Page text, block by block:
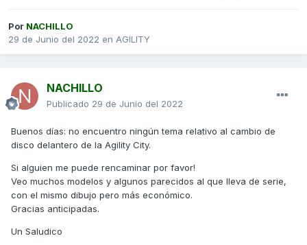
Por NACHILLO
29 de Junio del 2022 en AGILITY
NACHILLO
Publicado 29 de Junio del 2022
Buenos días: no encuentro ningún tema relativo al cambio de
disco delantero de la Agility City.
Si alguien me puede rencaminar por favor!
Veo muchos modelos y algunos parecidos al que lleva de serie,
con el mismo dibujo pero más económico.
Gracias anticipadas.
Un Saludico